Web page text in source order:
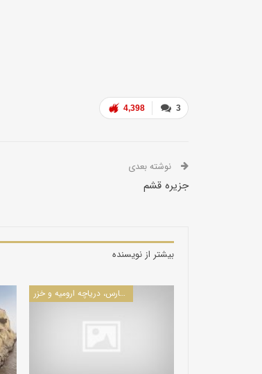
3
4,398
جزیره قشم
بیشتر از نویسنده
جزایر خلیج فارس، دریاچه ارومیه و خزر